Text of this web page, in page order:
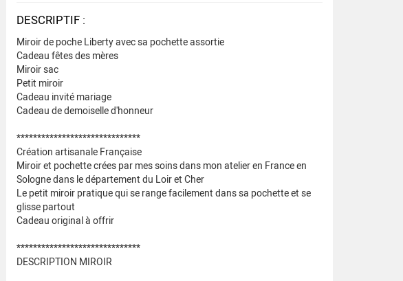
DESCRIPTIF :
Miroir de poche Liberty avec sa pochette assortie
Cadeau fêtes des mères
Miroir sac
Petit miroir
Cadeau invité mariage
Cadeau de demoiselle d'honneur
******************************
Création artisanale Française
Miroir et pochette crées par mes soins dans mon atelier en France en
Sologne dans le département du Loir et Cher
Le petit miroir pratique qui se range facilement dans sa pochette et se
glisse partout
Cadeau original à offrir
******************************
DESCRIPTION MIROIR